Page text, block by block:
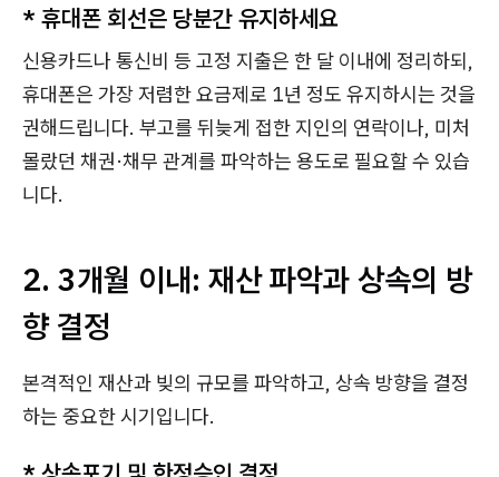
* 휴대폰 회선은 당분간 유지하세요
신용카드나 통신비 등 고정 지출은 한 달 이내에 정리하되,
휴대폰은 가장 저렴한 요금제로 1년 정도 유지하시는 것을
권해드립니다. 부고를 뒤늦게 접한 지인의 연락이나, 미처
몰랐던 채권·채무 관계를 파악하는 용도로 필요할 수 있습
니다.
2. 3개월 이내: 재산 파악과 상속의 방
향 결정
본격적인 재산과 빚의 규모를 파악하고, 상속 방향을 결정
하는 중요한 시기입니다.